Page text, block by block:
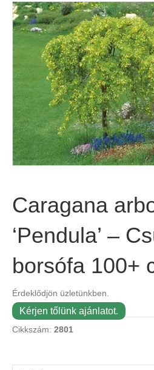
Caragana
‘Pendula’ –
borsófa 100+
Érdeklődjön üzletünkben.
Kérjen tőlünk ajánlatot.
Cikkszám: 2801